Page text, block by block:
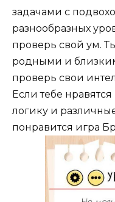
задачами с
разнообразных
проверь свой ум.
родными и
проверь свои
Если тебе
логику и
понравится игра